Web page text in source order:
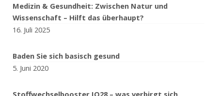
Medizin & Gesundheit: Zwischen Natur und
Wissenschaft – Hilft das überhaupt?
16. Juli 2025
Baden Sie sich basisch gesund
5. Juni 2020
Stoffwechselbooster IQ28 – was verbirgt sich